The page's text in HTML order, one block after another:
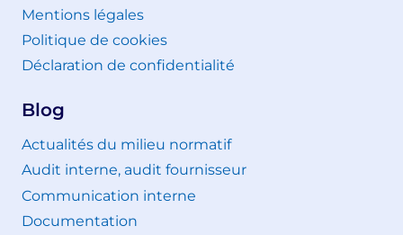
Mentions légales
Politique de cookies
Déclaration de confidentialité
Blog
Actualités du milieu normatif
Audit interne, audit fournisseur
Communication interne
Documentation